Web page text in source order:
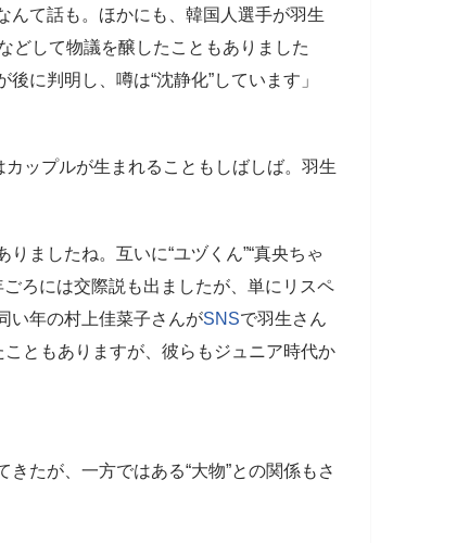
んて話も。ほかにも、韓国人選手が羽生
どして物議を醸したこともありました
に判明し、噂は“沈静化”しています」
ップルが生まれることもしばしば。羽生
ましたね。互いに“ユヅくん”“真央ちゃ
ろには交際説も出ましたが、単にリスペ
い年の村上佳菜子さんがSNSで羽生さん
ともありますが、彼らもジュニア時代か
たが、一方ではある“大物”との関係もさ